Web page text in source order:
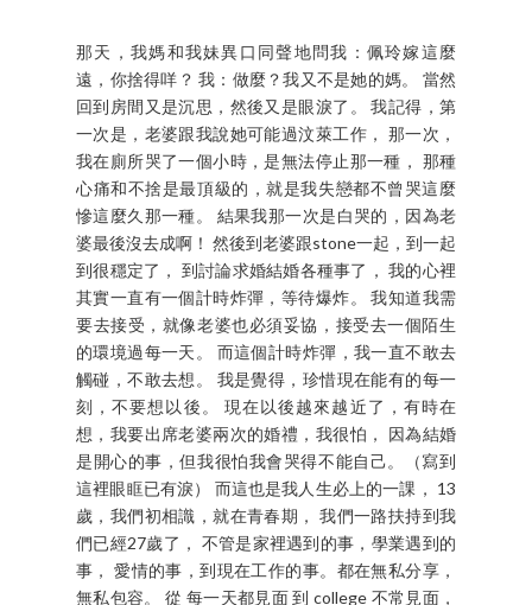
那天，我媽和我妹異口同聲地問我：佩玲嫁這麼
遠，你捨得咩？ 我：做麼？我又不是她的媽。 當然
回到房間又是沉思，然後又是眼淚了。 我記得，第
一次是，老婆跟我說她可能過汶萊工作， 那一次，
我在廁所哭了一個小時，是無法停止那一種， 那種
心痛和不捨是最頂級的，就是我失戀都不曾哭這麼
慘這麼久那一種。 結果我那一次是白哭的，因為老
婆最後沒去成啊！ 然後到老婆跟stone一起，到一起
到很穩定了， 到討論求婚結婚各種事了， 我的心裡
其實一直有一個計時炸彈，等待爆炸。 我知道我需
要去接受，就像老婆也必須妥協，接受去一個陌生
的環境過每一天。 而這個計時炸彈，我一直不敢去
觸碰，不敢去想。 我是覺得，珍惜現在能有的每一
刻，不要想以後。 現在以後越來越近了，有時在
想，我要出席老婆兩次的婚禮，我很怕， 因為結婚
是開心的事，但我很怕我會哭得不能自己。（寫到
這裡眼眶已有淚） 而這也是我人生必上的一課， 13
歲，我們初相識，就在青春期， 我們一路扶持到我
們已經27歲了， 不管是家裡遇到的事，學業遇到的
事， 愛情的事，到現在工作的事。都在無私分享，
無私包容。 從 每一天都見面 到 college 不常見面，